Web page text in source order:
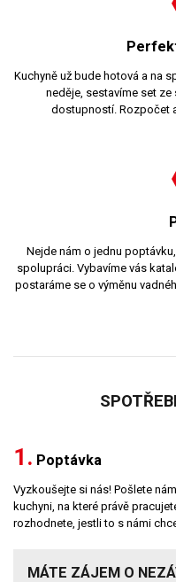
Kuchyně už bude hotová a na
neděje, sestavíme set
dostupností. Rozpočet
Nejde nám o jednu
spolupráci. Vybavíme vás
postaráme se o výměnu
1. Poptávka
Vyzkoušejte si nás! Pošlete
kuchyni, na které právě
rozhodnete, jestli to s námi
MÁTE ZÁJEM O